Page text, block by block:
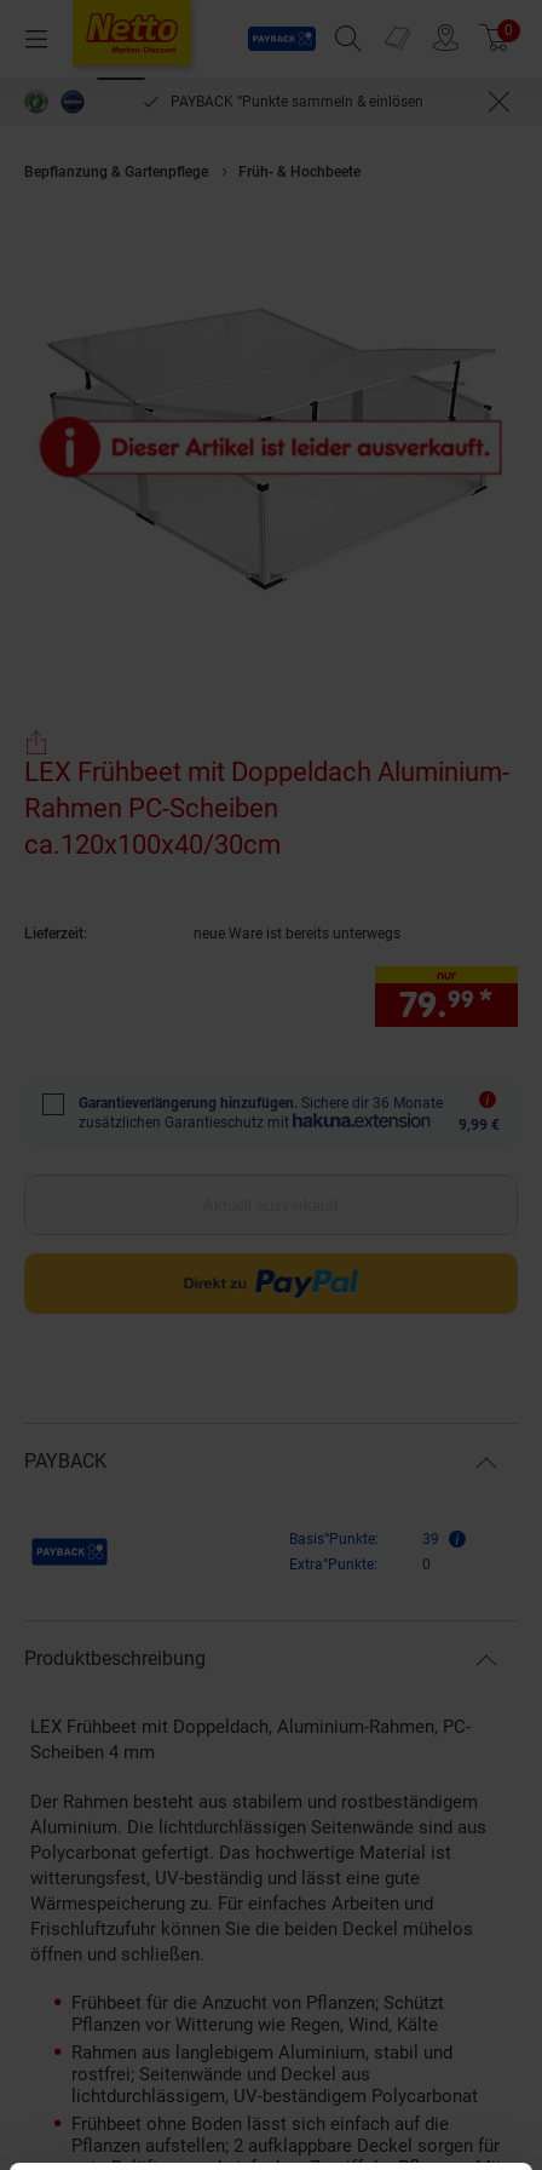
Menü
Payback
Suchfeld einblenden
Prospekte 0
PAYBACK °Punkte sammeln & einlösen
Bepflanzung & Gartenpflege Früh- & Hochbeete
LEX Frühbeet mit Doppeldach Aluminium-
Rahmen PC-Scheiben
ca.120x100x40/30cm
Lieferzeit: neue Ware ist bereits unterwegs
nur
79.99 *
Garantieverlängerung hinzufügen. Sichere dir 36 Monate
zusätzlichen Garantieschutz mit
9,99 €
PAYBACK
Payback Punkte Basis°Punkte:
39
Extra°Punkte:
0
Produktbeschreibung
LEX Frühbeet mit Doppeldach, Aluminium-Rahmen, PC-
Scheiben 4 mm
Der Rahmen besteht aus stabilem und rostbeständigem
Aluminium. Die lichtdurchlässigen Seitenwände sind aus
Polycarbonat gefertigt. Das hochwertige Material ist
witterungsfest, UV-beständig und lässt eine gute
Wärmespeicherung zu. Für einfaches Arbeiten und
Frischluftzufuhr können Sie die beiden Deckel mühelos
öffnen und schließen.
Frühbeet für die Anzucht von Pflanzen; Schützt
Pflanzen vor Witterung wie Regen, Wind, Kälte
Rahmen aus langlebigem Aluminium, stabil und
rostfrei; Seitenwände und Deckel aus
lichtdurchlässigem, UV-beständigem Polycarbonat
Frühbeet ohne Boden lässt sich einfach auf die
Pflanzen aufstellen; 2 aufklappbare Deckel sorgen für